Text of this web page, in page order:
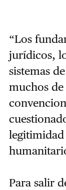
“Los
jurídicos,
sistemas
muchos
Para salir